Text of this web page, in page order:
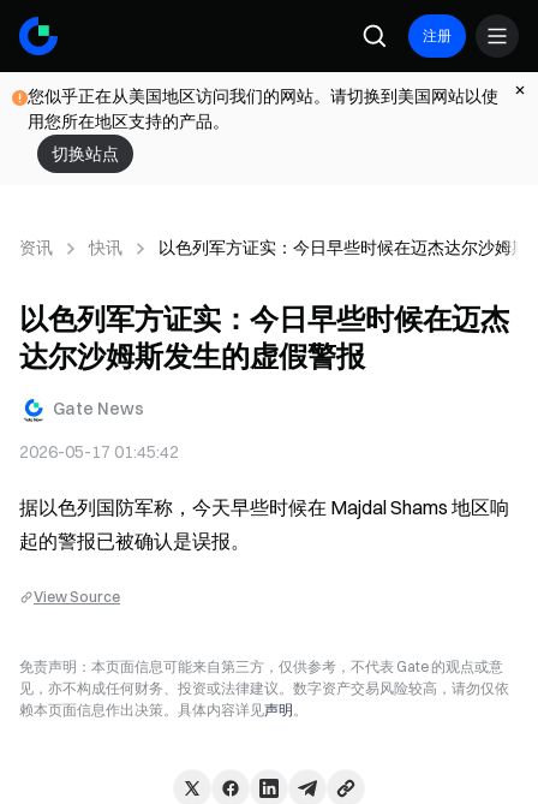
注册
您似乎正在从美国地区访问我们的网站。请切换到美国网站以使
用您所在地区支持的产品。
切换站点
资讯 快讯 以色列军方证实：今日早些时候在迈杰达尔沙姆斯
以色列军方证实：今日早些时候在迈杰
达尔沙姆斯发生的虚假警报
Gate News
2026-05-17 01:45:42
据以色列国防军称，今天早些时候在 Majdal Shams 地区响
起的警报已被确认是误报。
View Source
免责声明：本页面信息可能来自第三方，仅供参考，不代表 Gate 的观点或意
见，亦不构成任何财务、投资或法律建议。数字资产交易风险较高，请勿仅依
赖本页面信息作出决策。具体内容详见声明。